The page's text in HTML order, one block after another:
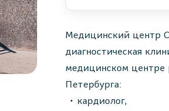
Медицинский центр
диагностическая
медицинском центре
Петербурга:
кардиолог,